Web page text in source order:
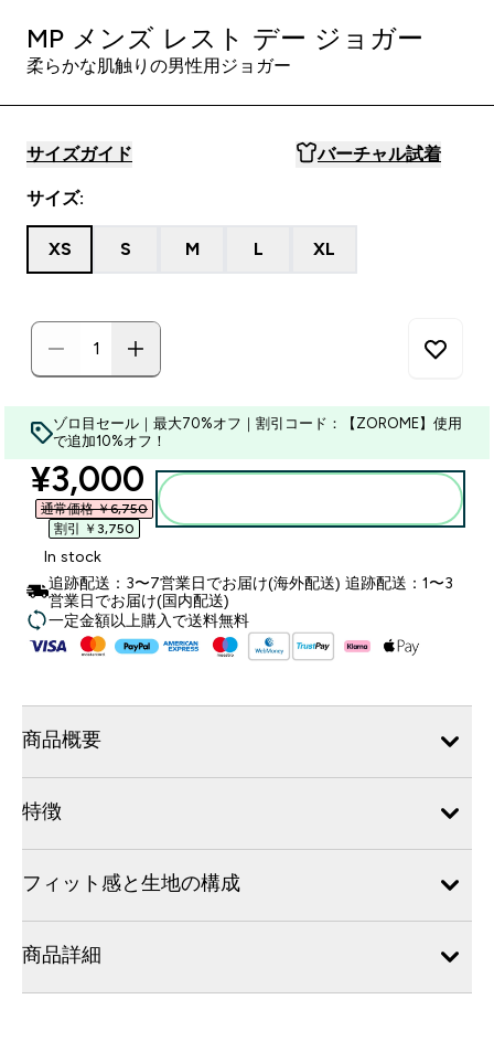
MP メンズ レスト デー ジョガー
柔らかな肌触りの男性用ジョガー
サイズガイド バーチャル試着
サイズ:
XS S M L XL
ゾロ目セール｜最大70%オフ｜割引コード：【ZOROME】使用
で追加10%オフ！
discounted price
¥3,000‎
通常価格 ￥6,750‎
割引 ￥3,750‎
In stock
追跡配送：3〜7営業日でお届け(海外配送) 追跡配送：1〜3
営業日でお届け(国内配送)
一定金額以上購入で送料無料
商品概要
特徴
フィット感と生地の構成
商品詳細